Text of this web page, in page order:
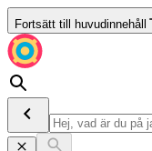
Fortsätt till huvudinnehåll